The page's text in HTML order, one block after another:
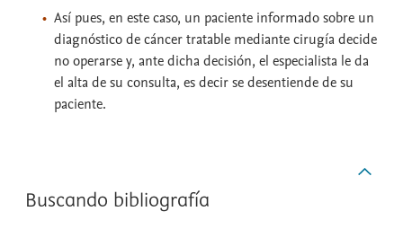
Así pues, en este caso, un paciente informado sobre un
diagnóstico de cáncer tratable mediante cirugía decide
no operarse y, ante dicha decisión, el especialista le da
el alta de su consulta, es decir se desentiende de su
paciente.
Buscando bibliografía